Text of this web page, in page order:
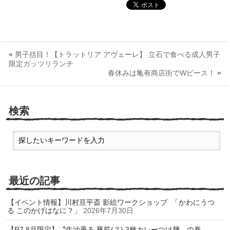
« 男子括目！【トラットリア アヴェーレ】 立石で食べる成人男子
限定ガッツリランチ
春休みは亀有商店街でWピース！ »
検索
最近の記事
【イベント情報】川村亘平斎 影絵ワークショップ 「かわにうつ
る このかげはなに？」
2026年7月30日